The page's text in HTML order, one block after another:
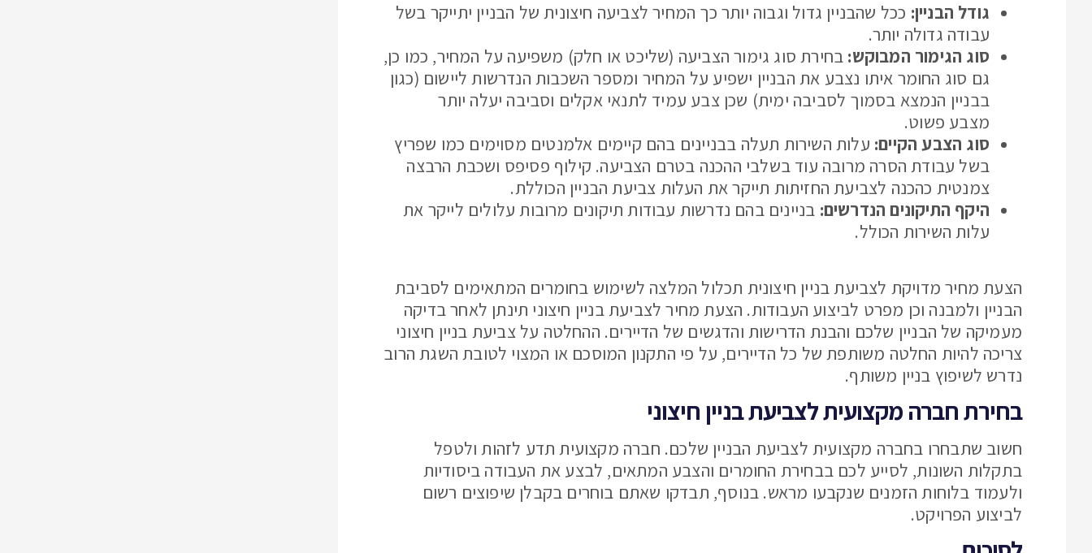
גודל הבניין: ככל שהבניין גדול וגבוה יותר כך המחיר לצביעה חיצונית של הבניין יתייקר בשל
עבודה גדולה יותר.
סוג הגימור המבוקש: בחירת סוג גימור הצביעה (שליכט או חלק) משפיעה על המחיר, כמו כן,
גם סוג החומר איתו נצבע את הבניין ישפיע על המחיר ומספר השכבות הנדרשות ליישום (כגון
בבניין הנמצא בסמוך לסביבה ימית) שכן צבע עמיד לתנאי אקלים וסביבה יעלה יותר
מצבע פשוט.
סוג הצבע הקיים: עלות השירות תעלה בבניינים בהם קיימים אלמנטים מסוימים כמו שפריץ
בשל עבודת הסרה מרובה עוד בשלבי ההכנה בטרם הצביעה. קילוף פסיפס ושכבת הרבצה
צמנטית כהכנה לצביעת החזיתות תייקר את העלות צביעת הבניין הכוללת.
היקף התיקונים הנדרשים: בניינים בהם נדרשות עבודות תיקונים מרובות עלולים לייקר את
עלות השירות הכולל.
הצעת מחיר מדויקת לצביעת בניין חיצונית תכלול המלצה לשימוש בחומרים המתאימים לסביבת
הבניין ולמבנה וכן מפרט לביצוע העבודות. הצעת מחיר לצביעת בניין חיצוני תינתן לאחר בדיקה
מעמיקה של הבניין שלכם והבנת הדרישות והדגשים של הדיירים. ההחלטה על צביעת בניין חיצוני
צריכה להיות החלטה משותפת של כל הדיירים, על פי התקנון המוסכם או המצוי לטובת השגת הרוב
נדרש לשיפוץ בניין משותף.
בחירת חברה מקצועית לצביעת בניין חיצוני
חשוב שתבחרו בחברה מקצועית לצביעת הבניין שלכם. חברה מקצועית תדע לזהות ולטפל
בתקלות השונות, לסייע לכם בבחירת החומרים והצבע המתאים, לבצע את העבודה ביסודיות
ולעמוד בלוחות הזמנים שנקבעו מראש. בנוסף, תבדקו שאתם בוחרים בקבלן שיפוצים רשום
לביצוע הפרויקט.